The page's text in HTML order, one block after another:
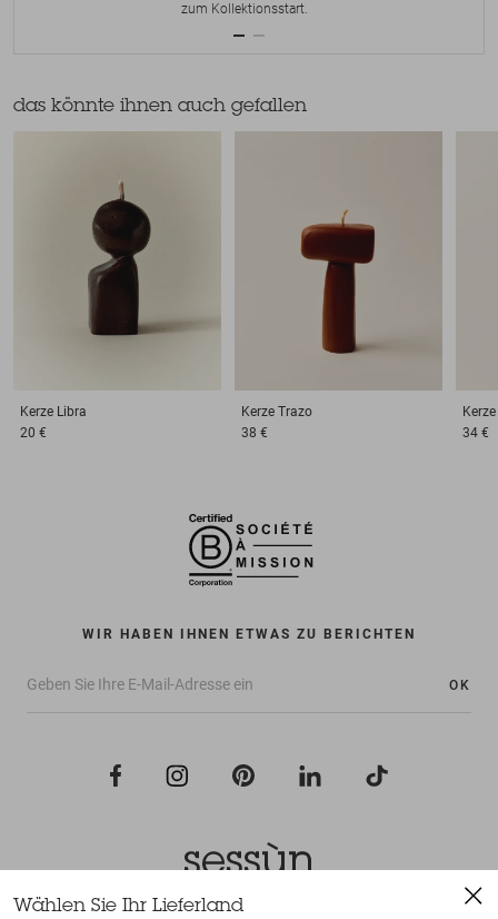
zum Kollektionsstart.
das könnte ihnen auch gefallen
Kerze Libra
20 €
Kerze Trazo
38 €
Kerze
34 €
WIR HABEN IHNEN ETWAS ZU BERICHTEN
OK
Wählen Sie Ihr Lieferland